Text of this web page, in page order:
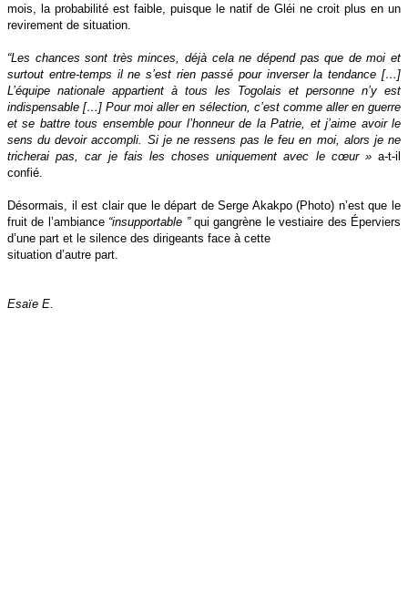
mois, la probabilité est faible, puisque le natif de Gléi ne croit plus en un
revirement de situation.
“Les chances sont très minces, déjà cela ne dépend pas que de moi et
surtout entre-temps il ne s’est rien passé pour inverser la tendance […]
L’équipe nationale appartient à tous les Togolais et personne n’y est
indispensable […] Pour moi aller en sélection, c’est comme aller en guerre
et se battre tous ensemble pour l’honneur de la Patrie, et j’aime avoir le
sens du devoir accompli. Si je ne ressens pas le feu en moi, alors je ne
tricherai pas, car je fais les choses uniquement avec le cœur »a-t-il
confié.
Désormais, il est clair que le départ de Serge Akakpo (Photo) n’est que le
fruit de l’ambiance“insupportable ”qui gangrène le vestiaire des Éperviers
d’une part et le silence des dirigeants face à cette
situation d’autre part.
Esaïe E.